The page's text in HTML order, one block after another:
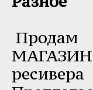
Продам